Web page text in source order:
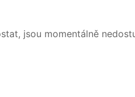
jsou momentálně